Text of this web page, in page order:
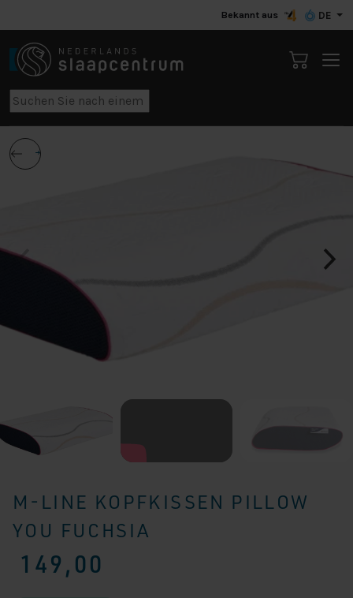
Bekannt aus DE
M-LINE KOPFKISSEN PILLOW
YOU FUCHSIA
149,00